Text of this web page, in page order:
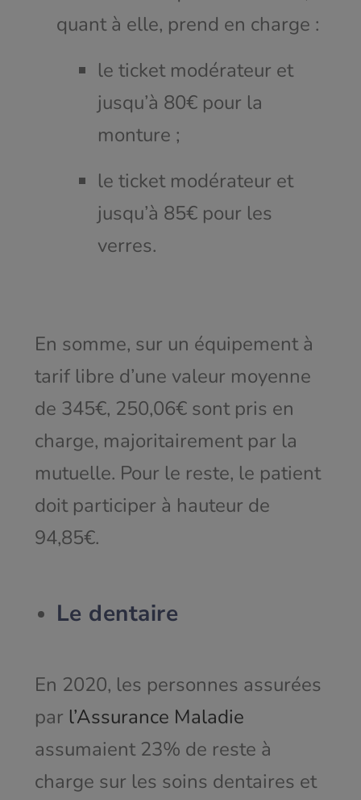
quant à elle, prend en charge :
le ticket modérateur et
jusqu’à 80€ pour la
monture ;
le ticket modérateur et
jusqu’à 85€ pour les
verres.
En somme, sur un équipement à
tarif libre d’une valeur moyenne
de 345€, 250,06€ sont pris en
charge, majoritairement par la
mutuelle. Pour le reste, le patient
doit participer à hauteur de
94,85€.
Le dentaire
En 2020, les personnes assurées
par l’Assurance Maladie
assumaient 23% de reste à
charge sur les soins dentaires et